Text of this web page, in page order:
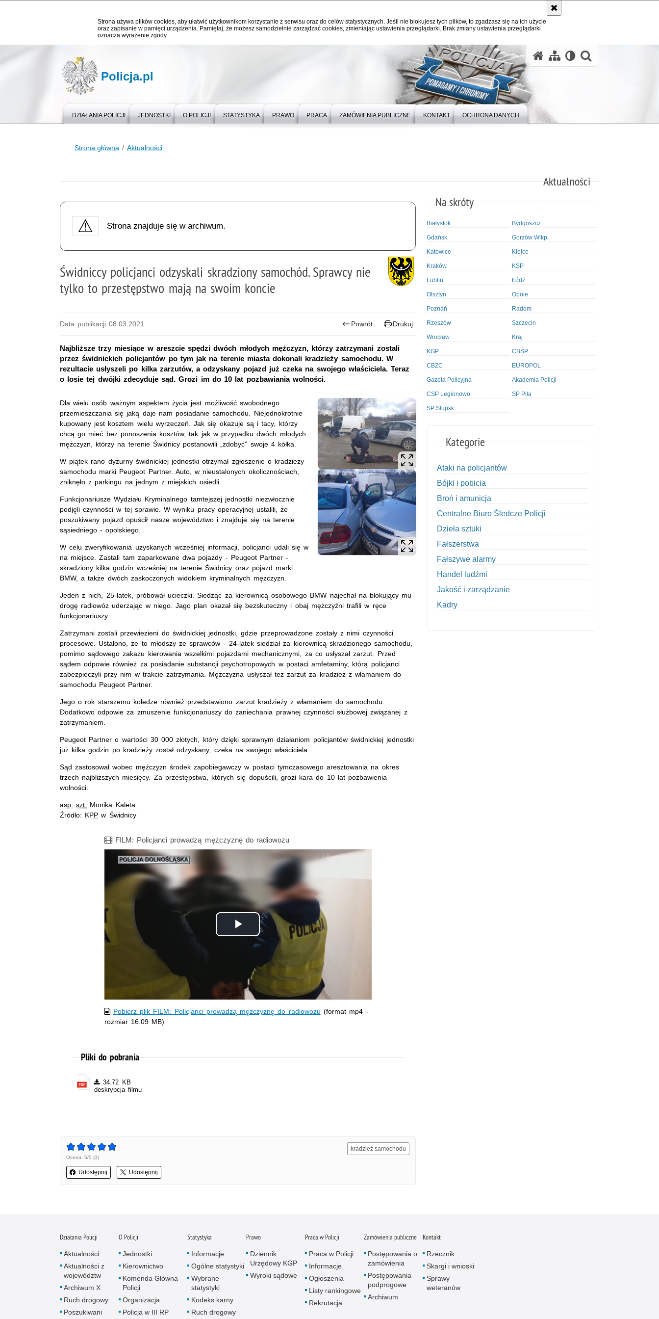
Strona używa plików cookies, aby ułatwić użytkownikom korzystanie z serwisu oraz do celów statystycznych. Jeśli nie blokujesz tych plików, to zgadzasz się na ich użycie
oraz zapisanie w pamięci urządzenia. Pamiętaj, że możesz samodzielnie zarządzać cookies, zmieniając ustawienia przeglądarki. Brak zmiany ustawienia przeglądarki
oznacza wyrażenie zgody.
Policja.pl
DZIAŁANIA POLICJI JEDNOSTKI O POLICJI STATYSTYKA PRAWO PRACA ZAMÓWIENIA PUBLICZNE KONTAKT OCHRONA DANYCH
Strona główna Aktualności
Aktualności
Strona znajduje się w archiwum.
Świdniccy policjanci odzyskali skradziony samochód. Sprawcy nie
tylko to przestępstwo mają na swoim koncie
Data publikacji 08.03.2021 Powrót Drukuj
Najbliższe trzy miesiące w areszcie spędzi dwóch młodych mężczyzn, którzy zatrzymani zostali
przez świdnickich policjantów po tym jak na terenie miasta dokonali kradzieży samochodu. W
rezultacie usłyszeli po kilka zarzutów, a odzyskany pojazd już czeka na swojego właściciela. Teraz
o losie tej dwójki zdecyduje sąd. Grozi im do 10 lat pozbawiania wolności.
Dla wielu osób ważnym aspektem życia jest możliwość swobodnego
przemieszczania się jaką daje nam posiadanie samochodu. Niejednokrotnie
kupowany jest kosztem wielu wyrzeczeń. Jak się okazuje są i tacy, którzy
chcą go mieć bez ponoszenia kosztów, tak jak w przypadku dwóch młodych
mężczyzn, którzy na terenie Świdnicy postanowili „zdobyć” swoje 4 kółka.
W piątek rano dyżurny świdnickiej jednostki otrzymał zgłoszenie o kradzieży
samochodu marki Peugeot Partner. Auto, w nieustalonych okolicznościach,
zniknęło z parkingu na jednym z miejskich osiedli.
Funkcjonariusze Wydziału Kryminalnego tamtejszej jednostki niezwłocznie
podjęli czynności w tej sprawie. W wyniku pracy operacyjnej ustalili, że
poszukiwany pojazd opuścił nasze województwo i znajduje się na terenie
sąsiedniego - opolskiego.
W celu zweryfikowania uzyskanych wcześniej informacji, policjanci udali się w
na miejsce. Zastali tam zaparkowane dwa pojazdy - Peugeot Partner -
skradziony kilka godzin wcześniej na terenie Świdnicy oraz pojazd marki
BMW, a także dwóch zaskoczonych widokiem kryminalnych mężczyzn.
Jeden z nich, 25-latek, próbował ucieczki. Siedząc za kierownicą osobowego BMW najechał na blokujący mu
drogę radiowóz uderzając w niego. Jago plan okazał się bezskuteczny i obaj mężczyźni trafili w ręce
funkcjonariuszy.
Zatrzymani zostali przewiezieni do świdnickiej jednostki, gdzie przeprowadzone zostały z nimi czynności
procesowe. Ustalono, że to młodszy ze sprawców - 24-latek siedział za kierownicą skradzionego samochodu,
pomimo sądowego zakazu kierowania wszelkimi pojazdami mechanicznymi, za co usłyszał zarzut. Przed
sądem odpowie również za posiadanie substancji psychotropowych w postaci amfetaminy, którą policjanci
zabezpieczyli przy nim w trakcie zatrzymania. Mężczyzna usłyszał też zarzut za kradzież z włamaniem do
samochodu Peugeot Partner.
Jego o rok starszemu koledze również przedstawiono zarzut kradzieży z włamaniem do samochodu.
Dodatkowo odpowie za zmuszenie funkcjonariuszy do zaniechania prawnej czynności służbowej związanej z
zatrzymaniem.
Peugeot Partner o wartości 30 000 złotych, który dzięki sprawnym działaniom policjantów świdnickiej jednostki
już kilka godzin po kradzieży został odzyskany, czeka na swojego właściciela.
Sąd zastosował wobec mężczyzn środek zapobiegawczy w postaci tymczasowego aresztowania na okres
trzech najbliższych miesięcy. Za przestępstwa, których się dopuścili, grozi kara do 10 lat pozbawienia
wolności.
asp. szt.
Monika Kaleta
Źródło: KPP w Świdnicy
Film
FILM: Policjanci prowadzą mężczyznę do radiowozu
Opis filmu: Policjanci prowadzą zatrzymanego mężczyznę do radiowozu
Odtwórz
wideo
Pobierz plik FILM: Policjanci prowadzą mężczyznę do radiowozu (format mp4 -
rozmiar 16.09 MB)
Pliki do pobrania
34.72 KB
deskrypcja filmu
Ocena: 5/5 (3)
Udostępnij Udostępnij
kradzież samochodu
Na skróty
Białystok Bydgoszcz
Gdańsk Gorzów Wlkp.
Katowice Kielce
Kraków KSP
Lublin Łódź
Olsztyn Opole
Poznań Radom
Rzeszów Szczecin
Wrocław Kraj
KGP CBŚP
CBZC EUROPOL
Gazeta Policyjna Akademia Policji
CSP Legionowo SP Piła
SP Słupsk
Kategorie
Ataki na policjantów
Bójki i pobicia
Broń i amunicja
Centralne Biuro Śledcze Policji
Dzieła sztuki
Fałszerstwa
Fałszywe alarmy
Handel ludźmi
Jakość i zarządzanie
Kadry
Przestępczość internetowa
Przestępczość kryminalna
Działania Policji
Aktualności
Aktualności z
województw
Archiwum X
Ruch drogowy
Poszukiwani
O Policji
Jednostki
Kierownictwo
Komenda Główna
Policji
Organizacja
Policja w III RP
Statystyka
Informacje
Ogólne statystyki
Wybrane
statystyki
Kodeks karny
Ruch drogowy
Prawo
Dziennik
Urzędowy KGP
Wyroki sądowe
Praca w Policji
Praca w Policji
Informacje
Ogłoszenia
Listy rankingowe
Rekrutacja
Zamówienia publiczne
Postępowania o
zamówienia
Postępowania
podprogowe
Archiwum
Kontakt
Rzecznik
Skargi i wnioski
Sprawy
weteranów